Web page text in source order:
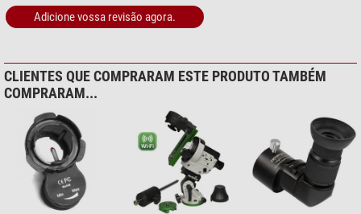
Adicione vossa revisão agora.
CLIENTES QUE COMPRARAM ESTE PRODUTO TAMBÉM
COMPRARAM...